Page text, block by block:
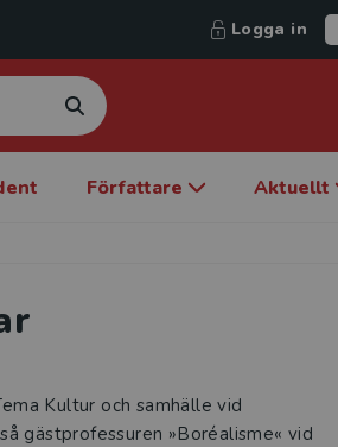
Logga in
Författare Aktuellt
Kultur och samhälle vid
gästprofessuren »Boréalisme« vid